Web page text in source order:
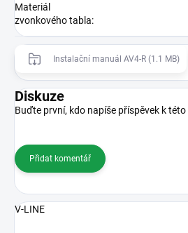
Materiál
zvonkového tabla:
Instalační manuál AV4-R (1.1 MB)
Diskuze
Buďte první, kdo napíše příspěvek k této
Přidat komentář
V-LINE